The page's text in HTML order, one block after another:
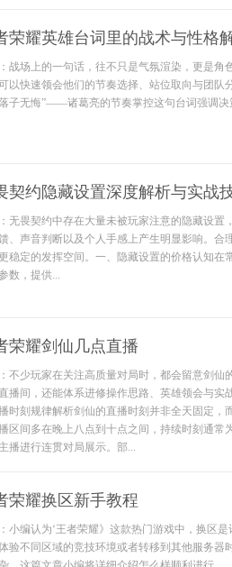
荣耀英雄台词里的战术与性格
战场上的一句话，往不只是气氛渲染，更是角
以快速领会他们的节奏选择、站位取向与团队
子无悔”——诸葛亮的节奏掌控这句台词强调决
契约隐藏设置深度解析与实战
无畏契约中存在大量未被玩家注意的隐藏设置
、声音判断以及个人手感上产生明显影响。合
稳定的发挥空间。一、隐藏设置的价格认知在
数，提供...
荣耀剑仙几点直播
不少玩家在关注高质量对局时，都会留意剑仙
播间，还能体系进修操作思路、英雄领会与实
时刻规律解析剑仙的直播时刻并非全天固定，
区间多在晚上八点到十点之间，持续时刻通
播进行连贯对局展示。部...
荣耀换区新手教程
小编认为‘王者荣耀》这款热门游戏中，换区
验不同区域的竞技环境或者转移到其他服务器